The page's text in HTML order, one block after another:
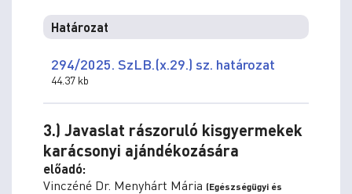
Határozat
294/2025. SzLB.(x.29.) sz. határozat
44.37 kb
3.) Javaslat rászoruló kisgyermekek
karácsonyi ajándékozására
előadó:
Vinczéné Dr. Menyhárt Mária (Egészségügyi és